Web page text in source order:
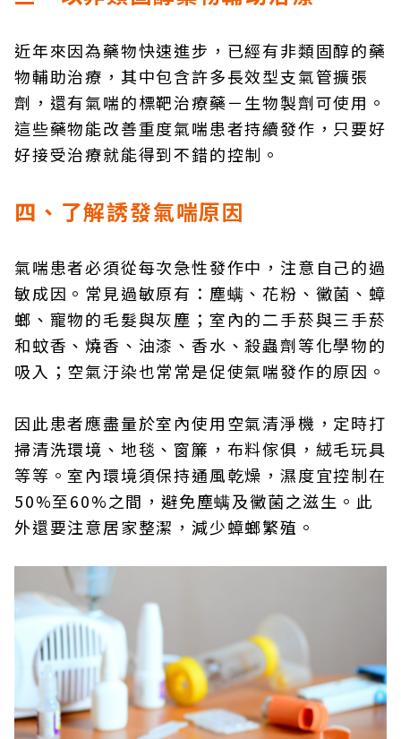
近年來因為藥物快速進步，已經有非類固醇的藥
物輔助治療，其中包含許多長效型支氣管擴張
劑，還有氣喘的標靶治療藥－生物製劑可使用。
這些藥物能改善重度氣喘患者持續發作，只要好
好接受治療就能得到不錯的控制。
四、了解誘發氣喘原因
氣喘患者必須從每次急性發作中，注意自己的過
敏成因。常見過敏原有：塵螨、花粉、黴菌、蟑
螂、寵物的毛髮與灰塵；室內的二手菸與三手菸
和蚊香、燒香、油漆、香水、殺蟲劑等化學物的
吸入；空氣汙染也常常是促使氣喘發作的原因。
因此患者應盡量於室內使用空氣清淨機，定時打
掃清洗環境、地毯、窗簾，布料傢俱，絨毛玩具
等等。室內環境須保持通風乾燥，濕度宜控制在
50%至60%之間，避免塵螨及黴菌之滋生。此
外還要注意居家整潔，減少蟑螂繁殖。